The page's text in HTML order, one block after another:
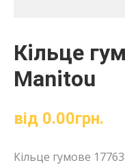
Кільце
Manitou
від 0.00грн.
Кільце гумове